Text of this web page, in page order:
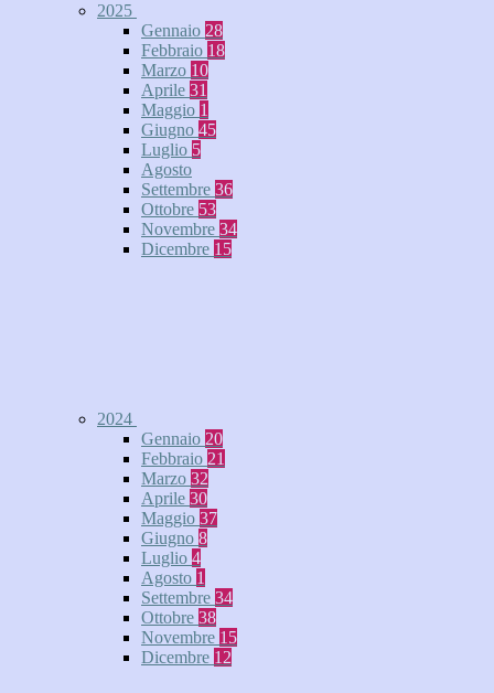
2025
Gennaio 28
Febbraio 18
Marzo 10
Aprile 31
Maggio 1
Giugno 45
Luglio 5
Agosto
Settembre 36
Ottobre 53
Novembre 34
Dicembre 15
2024
Gennaio 20
Febbraio 21
Marzo 32
Aprile 30
Maggio 37
Giugno 8
Luglio 4
Agosto 1
Settembre 34
Ottobre 38
Novembre 15
Dicembre 12